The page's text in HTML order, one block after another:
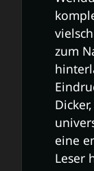
zum
eine
Leser